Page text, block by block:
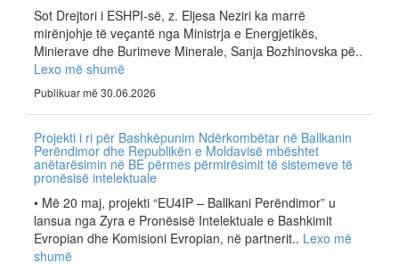
Sot Drejtori i ESHPI-së, z. Eljesa Neziri ka marrë
mirënjohje të veçantë nga Ministrja e Energjetikës,
Minierave dhe Burimeve Minerale, Sanja Bozhinovska pë..
Lexo më shumë
Publikuar më 30.06.2026
Projekti i ri për Bashkëpunim Ndërkombëtar në Ballkanin
Perëndimor dhe Republikën e Moldavisë mbështet
anëtarësimin në BE përmes përmirësimit të sistemeve të
pronësisë intelektuale
• Më 20 maj, projekti “EU4IP – Ballkani Perëndimor” u
lansua nga Zyra e Pronësisë Intelektuale e Bashkimit
Evropian dhe Komisioni Evropian, në partnerit.. Lexo më
shumë